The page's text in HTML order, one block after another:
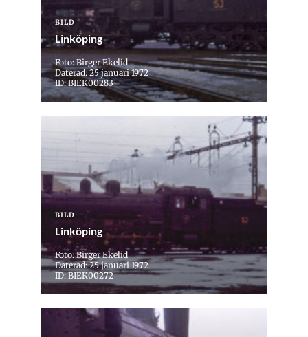
BILD
Linköping
Foto: Birger Ekelid
Daterad: 25 januari 1972
ID: BIEK00283
BILD
Linköping
Foto: Birger Ekelid
Daterad: 25 januari 1972
ID: BIEK00272